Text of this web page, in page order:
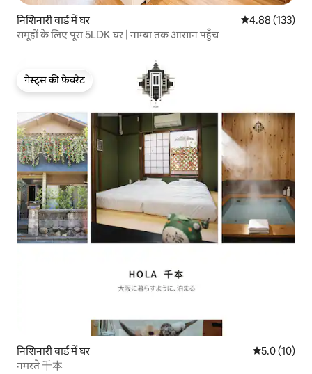
निशिनारी वार्ड में घर औसत रेटिंग 5 में से
4.88 (133)
समूहों के लिए पूरा 5LDK घर | नाम्बा तक आसान पहुँच
गेस्ट्स की फ़ेवरेट
गेस्ट्स की फ़ेवरेट
निशिनारी वार्ड में घर औसत रेटिंग 5
5.0 (10)
नमस्ते 千本